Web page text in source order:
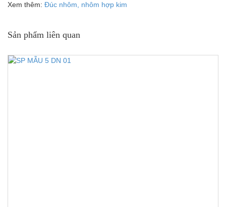
Xem thêm: Đúc nhôm, nhôm hợp kim
Sản phẩm liên quan